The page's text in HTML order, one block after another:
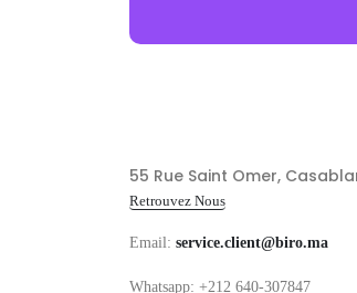
55 Rue Saint Omer,
Retrouvez Nous
Email: service.client@biro.ma
Whatsapp: +212 640-307847